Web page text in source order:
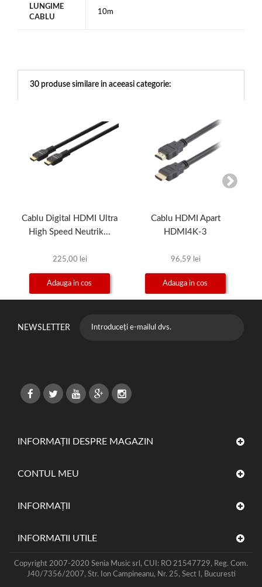
LUNGIME
CABLU
10m
30 produse similare in aceeasi categorie:
Cablu Digital HDMI Ultra
High Speed Neutrik...
225,00 lei
Adauga in cos
Cablu HDMI Apart
HDMI4K-3
96,59 lei
Adauga in cos
NEWSLETTER
INFORMAȚII DESPRE MAGAZIN
CONTUL MEU
INFORMAŢII
INFORMATII UTILE
Copyright 2007-2020 Senia Music srl, CUI: RO 21547729, Reg. Com.
J40/7356/2007, Str. Ion Campineanu, Nr. 25, Sect I, Bucuresti